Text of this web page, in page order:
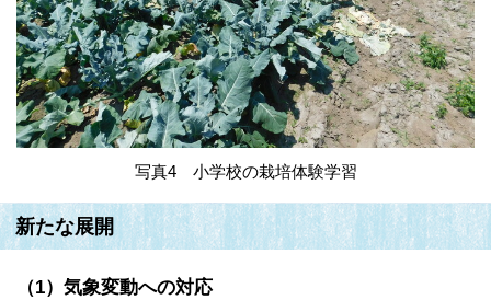
写真4 小学校の栽培体験学習
新たな展開
（1）気象変動への対応